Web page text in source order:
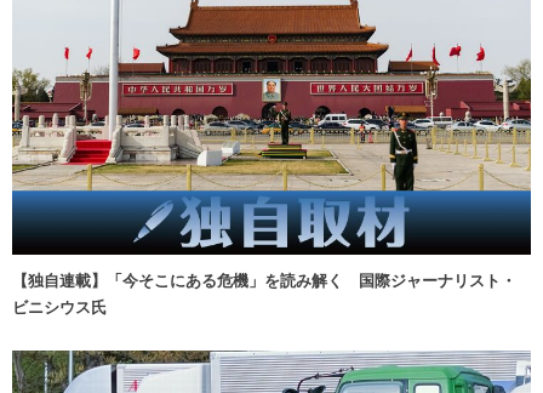
【独自連載】「今そこにある危機」を読み解く 国際ジャーナリスト・
ビニシウス氏